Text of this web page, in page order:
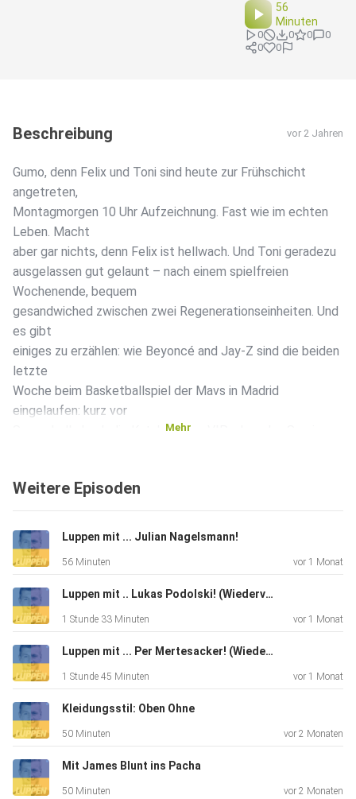
56
Minuten
0 0 0
0
0
0
Beschreibung vor 2 Jahren
Gumo, denn Felix und Toni sind heute zur Frühschicht
angetreten,
Montagmorgen 10 Uhr Aufzeichnung. Fast wie im echten
Leben. Macht
aber gar nichts, denn Felix ist hellwach. Und Toni geradezu
ausgelassen gut gelaunt – nach einem spielfreien
Wochenende, bequem
gesandwiched zwischen zwei Regenerationseinheiten. Und
es gibt
einiges zu erzählen: wie Beyoncé and Jay-Z sind die beiden
letzte
Woche beim Basketballspiel der Mavs in Madrid
eingelaufen: kurz vor
Sprungball, durch die Katakomben, VIP-plus-plus Service,
Pérez,
weggefuttert.
Unsere Jungs hatten Spaß, so viel steht fest. Und dann
geht es noch
ums Kofferpacken als Nationalspieler, um das erste Spiel
unter
königlichen
Rasens. Auf geht's. Du möchtest mehr über unsere
erfahren? Hier findest du alle Infos & Rabatte:
https://linktr.ee/luppentv
Mehr
Weitere Episoden
Luppen mit ... Julian Nagelsmann!
56 Minuten vor 1 Monat
Luppen mit .. Lukas Podolski! (Wiederveröffentlichung)
1 Stunde 33 Minuten vor 1 Monat
Luppen mit ... Per Mertesacker! (Wiederveröffentlichung)
1 Stunde 45 Minuten vor 1 Monat
Kleidungsstil: Oben Ohne
50 Minuten vor 2 Monaten
Mit James Blunt ins Pacha
50 Minuten vor 2 Monaten